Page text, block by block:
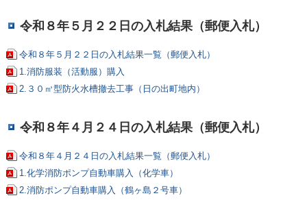
令和８年５月２２日の入札結果（郵便入札）
令和８年５月２２日の入札結果一覧（郵便入札）
1.消防服装（活動服）購入
2.３０㎥型防火水槽撤去工事（日の出町地内）
令和８年４月２４日の入札結果（郵便入札）
令和８年４月２４日の入札結果一覧（郵便入札）
1.化学消防ポンプ自動車購入（化学車）
2.消防ポンプ自動車購入（鶴ヶ島２号車）